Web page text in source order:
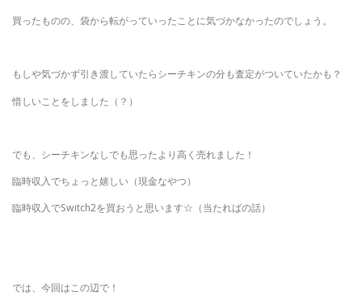
買ったものの、袋から転がっていったことに気づかなかったのでしょう。
もしや気づかず引き渡していたらシーチキンの分も査定がついていたかも？
惜しいことをしました（？）
でも、シーチキンなしでも思ったより高く売れました！
臨時収入でちょっと嬉しい（現金なやつ）
臨時収入でSwitch2を買おうと思います☆（当たればの話）
では、今回はこの辺で！